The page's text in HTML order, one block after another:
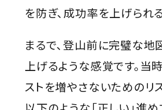
を防ぎ、成功率を上げられる
まるで、登山前に完璧な地
上げるような感覚です。当
ストを増やさないためのリ